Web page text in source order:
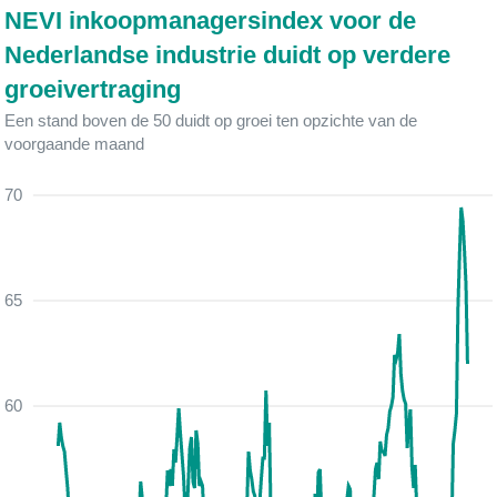
NEVI inkoopmanagersindex voor de
Nederlandse industrie duidt op verdere
groeivertraging
Een stand boven de 50 duidt op groei ten opzichte van de
voorgaande maand
60
65
70